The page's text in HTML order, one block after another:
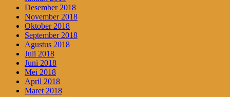
Desember 2018
November 2018
Oktober 2018
September 2018
Agustus 2018
Juli 2018
Juni 2018
Mei 2018
April 2018
Maret 2018